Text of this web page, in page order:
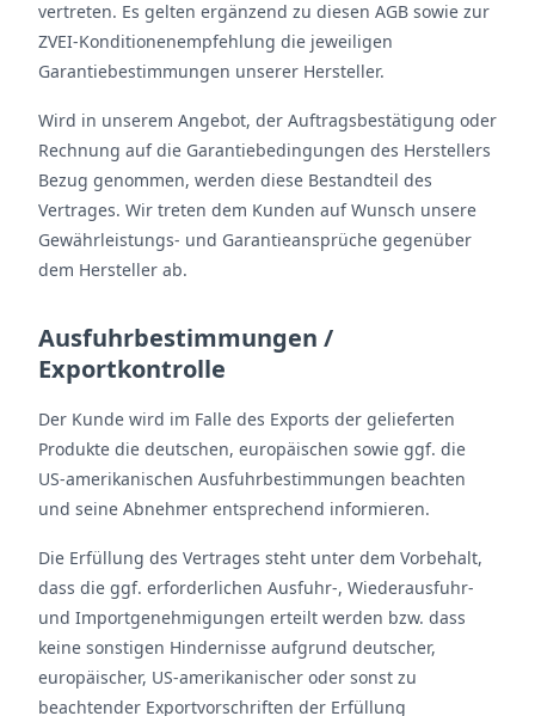
vertreten. Es gelten ergänzend zu diesen AGB sowie zur
ZVEI-Konditionenempfehlung die jeweiligen
Garantiebestimmungen unserer Hersteller.
Wird in unserem Angebot, der Auftragsbestätigung oder
Rechnung auf die Garantiebedingungen des Herstellers
Bezug genommen, werden diese Bestandteil des
Vertrages. Wir treten dem Kunden auf Wunsch unsere
Gewährleistungs- und Garantieansprüche gegenüber
dem Hersteller ab.
Ausfuhrbestimmungen /
Exportkontrolle
Der Kunde wird im Falle des Exports der gelieferten
Produkte die deutschen, europäischen sowie ggf. die
US-amerikanischen Ausfuhrbestimmungen beachten
und seine Abnehmer entsprechend informieren.
Die Erfüllung des Vertrages steht unter dem Vorbehalt,
dass die ggf. erforderlichen Ausfuhr-, Wiederausfuhr-
und Importgenehmigungen erteilt werden bzw. dass
keine sonstigen Hindernisse aufgrund deutscher,
europäischer, US-amerikanischer oder sonst zu
beachtender Exportvorschriften der Erfüllung